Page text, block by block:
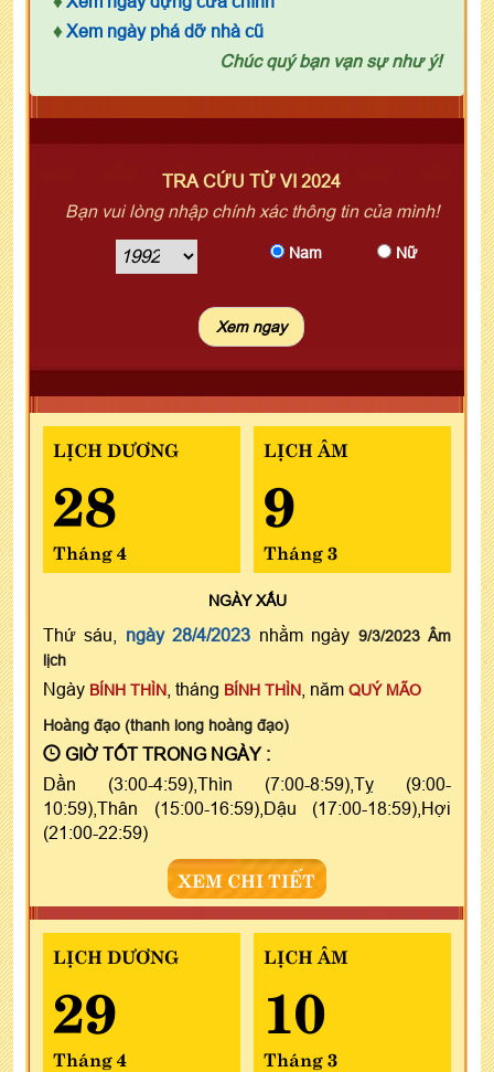
♦ Xem ngày phá dỡ nhà cũ
Chúc quý bạn vạn sự như ý!
TRA CỨU TỬ VI 2024
Bạn vui lòng nhập chính xác thông tin của mình!
Nam Nữ
LỊCH DƯƠNG
28
Tháng 4
LỊCH ÂM
9
Tháng 3
NGÀYXẤU
Thứ sáu, ngày 28/4/2023 nhằm ngày 9/3/2023 Âm
lịch
Ngày BÍNH THÌN , tháng BÍNH THÌN , năm QUÝ MÃO
Hoàng đạo (thanh long hoàng đạo)
GIỜ TỐT TRONG NGÀY :
Dần (3:00-4:59),Thìn (7:00-8:59),Tỵ (9:00-
10:59),Thân (15:00-16:59),Dậu (17:00-18:59),Hợi
(21:00-22:59)
XEM CHI TIẾT
LỊCH DƯƠNG
29
Tháng 4
LỊCH ÂM
10
Tháng 3